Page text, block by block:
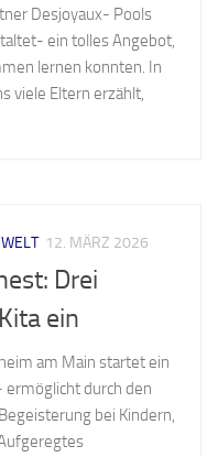
Desjoyaux- Pools
ein tolles Angebot,
lernen konnten. In
viele Eltern erzählt,
12. MÄRZ 2026
Drei
ein
am Main startet ein
durch den
bei Kindern,